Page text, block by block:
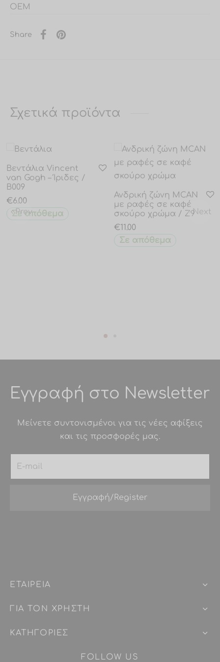
OEM
Share
Σχετικά προϊόντα
Prev
Βεντάλια Vincent
van Gogh – Ίριδες /
B009
€6.00
Σε απόθεμα
Ανδρική ζώνη MCAN
με ραφές σε καφέ
σκούρο χρώμα / Z9
€11.00
Σε απόθεμα
Next
Εγγραφή στο Newsletter
Μείνετε συντονισμένοι για τις νέες αφίξεις
και τις προσφορές μας.
ΕΤΑΙΡEIΑ
ΓΙΑ ΤΟΝ ΧΡΗΣΤΗ
ΚΑΤΗΓΟΡΙΕΣ
FOLLOW US